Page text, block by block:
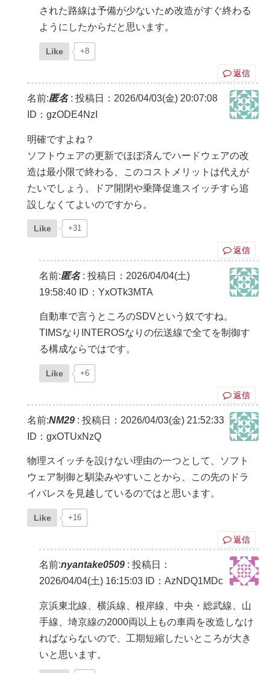
された路線は予備が少ないため改造がすぐ終わる
ようにしたからだと思います。
Like +8
返信
名前:匿名: 投稿日：2026/04/03(金) 20:07:08
ID：gzODE4NzI
明確ですよね？
ソフトウェアの更新でほぼ済んでハードウェアの改
造は最小限で終わる、このコストメリットは代えが
たいでしょう。ドア開閉や乗降促進スイッチすら追
設しなくてよいのですから。
Like +31
返信
名前:匿名: 投稿日：2026/04/04(土)
19:58:40 ID：YxOTk3MTA
自動車で言うところのSDVという奴ですね。
TIMSなりINTEROSなりの伝送線で全てを制御す
る構成ならではです。
Like +6
返信
名前:NM29 : 投稿日：2026/04/03(金) 21:52:33
ID：gxOTUxNzQ
物理スイッチを設けない理由の一つとして、ソフト
ウェア制御と馴染みやすいことから、この先のドラ
イバレスを見越しているのではと思います。
Like +16
返信
名前:nyantake0509 : 投稿日：
2026/04/04(土) 16:15:03 ID：AzNDQ1MDc
京浜東北線、横浜線、根岸線、中央・総武線、山
手線、埼京線の2000両以上もの車両を改造しなけ
ればならないので、工期短縮したいところが大き
いと思います。